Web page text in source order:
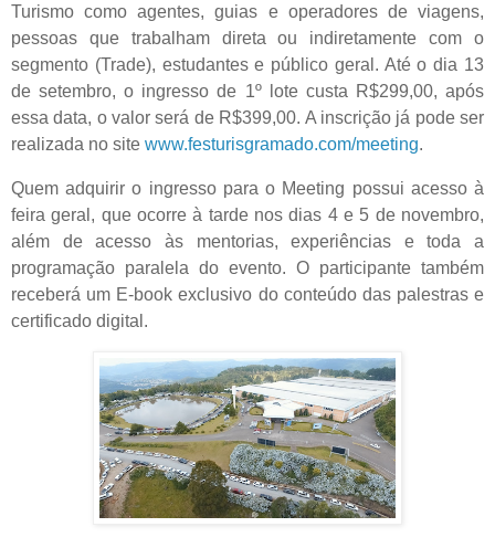
Turismo como agentes, guias e operadores de viagens,
pessoas que trabalham direta ou indiretamente com o
segmento (Trade), estudantes e público geral. Até o dia 13
de setembro, o ingresso de 1º lote custa R$299,00, após
essa data, o valor será de R$399,00. A inscrição já pode ser
realizada no site www.festurisgramado.com/meeting.
Quem adquirir o ingresso para o Meeting possui acesso à
feira geral, que ocorre à tarde nos dias 4 e 5 de novembro,
além de acesso às mentorias, experiências e toda a
programação paralela do evento. O participante também
receberá um E-book exclusivo do conteúdo das palestras e
certificado digital.